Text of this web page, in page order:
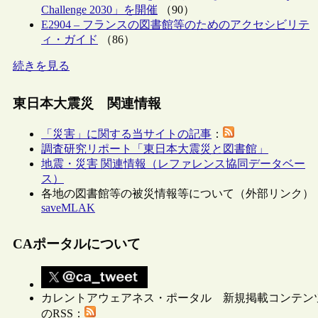
Challenge 2030」を開催 （90）
E2904 – フランスの図書館等のためのアクセシビリテ
ィ・ガイド
（86）
続きを見る
東日本大震災 関連情報
「災害」に関する当サイトの記事 ：
調査研究リポート「東日本大震災と図書館」
地震・災害 関連情報（レファレンス協同データベー
ス）
各地の図書館等の被災情報等について（外部リンク）
saveMLAK
CAポータルについて
カレントアウェアネス・ポータル 新規掲載コンテン
のRSS：